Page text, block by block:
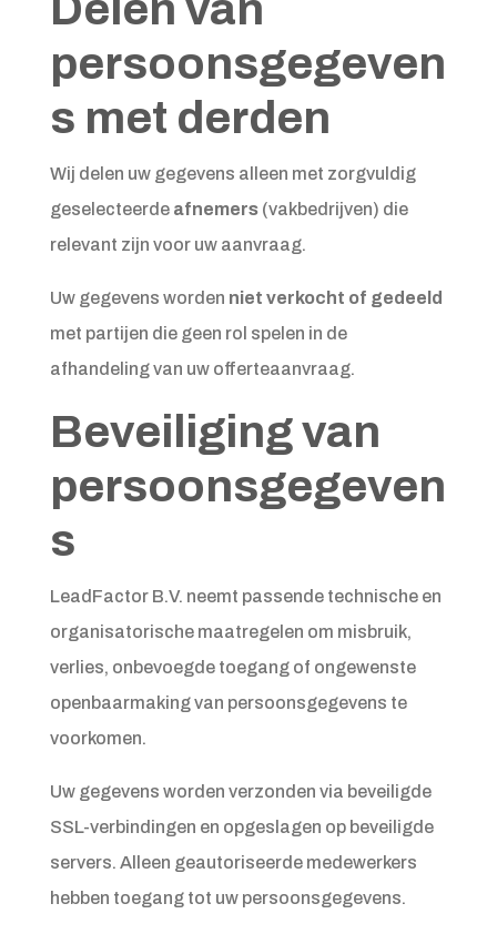
persoonsgegeven
s met derden
Wij delen uw gegevens alleen met zorgvuldig
geselecteerde afnemers(vakbedrijven) die
relevant zijn voor uw aanvraag.
Uw gegevens worden niet verkocht of gedeeld
met partijen die geen rol spelen in de
afhandeling van uw offerteaanvraag.
Beveiliging van
persoonsgegeven
s
LeadFactor B.V. neemt passende technische en
organisatorische maatregelen om misbruik,
verlies, onbevoegde toegang of ongewenste
openbaarmaking van persoonsgegevens te
voorkomen.
Uw gegevens worden verzonden via beveiligde
SSL-verbindingen en opgeslagen op beveiligde
servers. Alleen geautoriseerde medewerkers
hebben toegang tot uw persoonsgegevens.